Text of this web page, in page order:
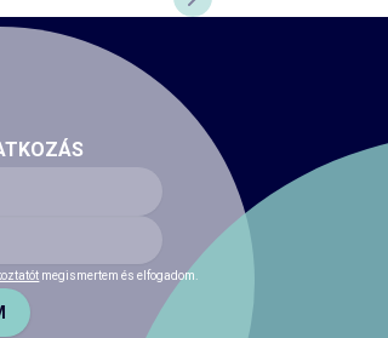
KÖVETKEZŐ DIA
megismertem és elfogadom.